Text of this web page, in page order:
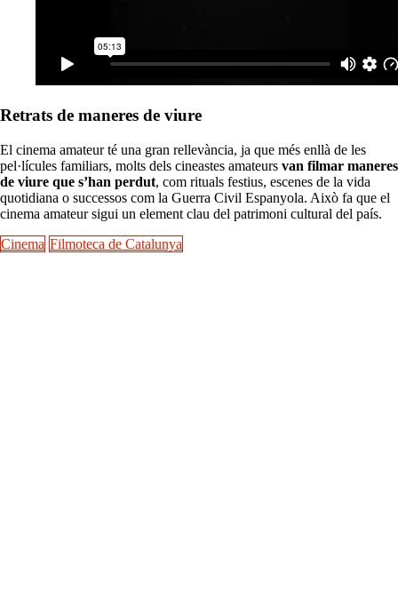
Retrats de maneres de viure
El cinema amateur té una gran rellevància, ja que més enllà de les
pel·lícules familiars, molts dels cineastes amateurs van filmar maneres
de viure que s’han perdut, com rituals festius, escenes de la vida
quotidiana o successos com la Guerra Civil Espanyola. Això fa que el
cinema amateur sigui un element clau del patrimoni cultural del país.
Cinema Filmoteca de Catalunya